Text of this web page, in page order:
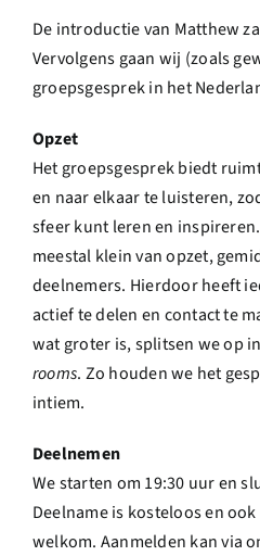
De introductie van Matthew
Vervolgens gaan wij (zoals
groepsgesprek in het
Opzet
Het groepsgesprek biedt
en naar elkaar te luisteren,
sfeer kunt leren en
meestal klein van opzet,
deelnemers. Hierdoor heeft
actief te delen en contact te
wat groter is, splitsen we op
rooms. Zo houden we het
intiem.
Deelnemen
We starten om 19:30 uur en
Deelname is kosteloos en
welkom. Aanmelden kan via